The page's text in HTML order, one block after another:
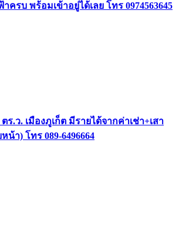
ครบ พร้อมเข้าอยู่ได้เลย โทร 0974563645
ร.ว. เมืองภูเก็ต มีรายได้จากค่าเช่า+เสา
า) โทร 089-6496664